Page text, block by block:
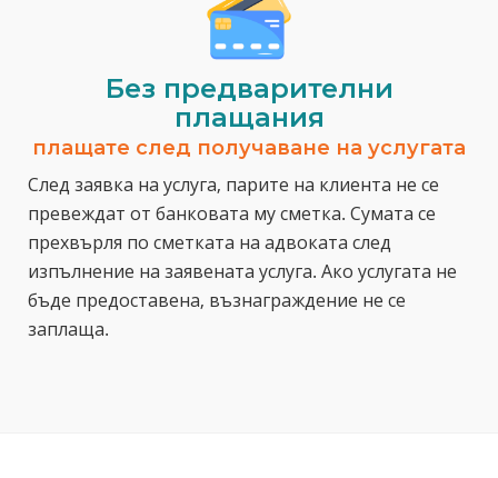
Без предварителни
плащания
плащате след получаване на услугата
След заявка на услуга, парите на клиента не се
превеждат от банковата му сметка. Сумата се
прехвърля по сметката на адвоката след
изпълнение на заявената услуга. Ако услугата не
бъде предоставена, възнаграждение не се
заплаща.